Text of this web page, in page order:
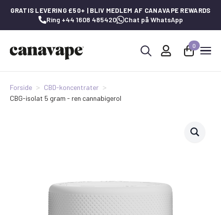
GRATIS LEVERING £50+ | BLIV MEDLEM AF CANAVAPE REWARDS
Ring +44 1608 485420 Chat på WhatsApp
0
Forside
CBD-koncentrater
CBG-isolat 5 gram - ren cannabigerol